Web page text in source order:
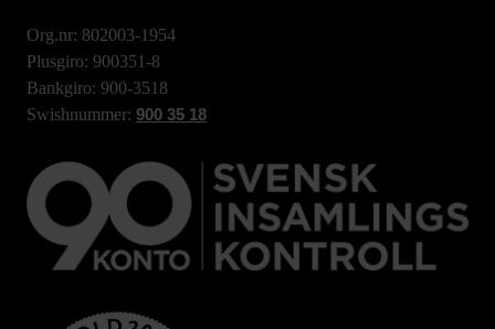
Org.nr: 802003-1954
Plusgiro: 900351-8
Bankgiro: 900-3518
Swishnummer: 900 35 18